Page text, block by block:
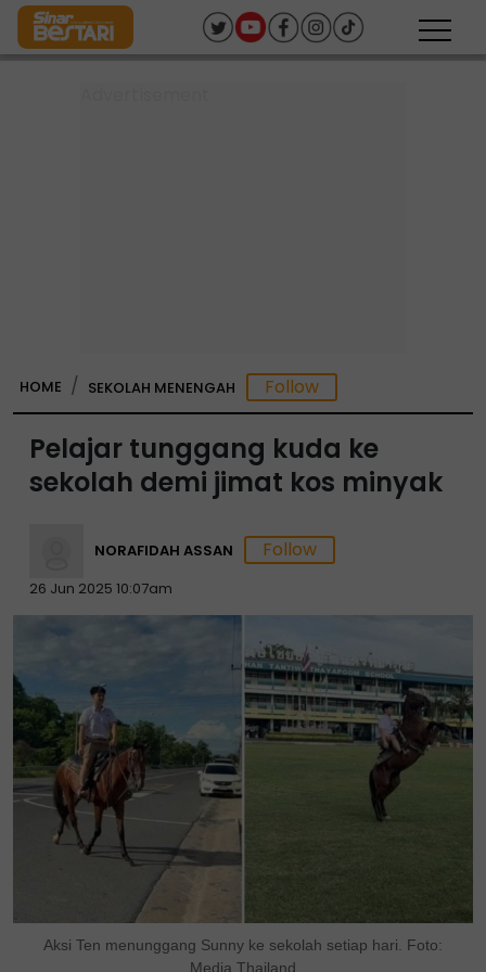
HOME SEKOLAH MENENGAH
Pelajar tunggang kuda ke
sekolah demi jimat kos minyak
NORAFIDAH ASSAN
26 Jun 2025 10:07am
Aksi Ten menunggang Sunny ke sekolah setiap hari. Foto:
Media Thailand